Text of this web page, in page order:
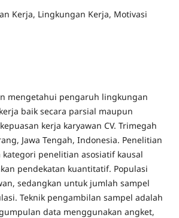
Kerja, Lingkungan Kerja, Motivasi
mengetahui pengaruh lingkungan
baik secara parsial maupun
kerja karyawan CV. Trimegah
Jawa Tengah, Indonesia. Penelitian
penelitian asosiatif kausal
pendekatan kuantitatif. Populasi
sedangkan untuk jumlah sampel
Teknik pengambilan sampel adalah
data menggunakan angket,